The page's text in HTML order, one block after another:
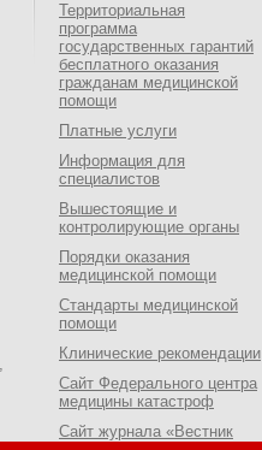
Территориальная
программа
государственных гарантий
бесплатного оказания
гражданам медицинской
помощи
Платные услуги
Информация для
специалистов
Вышестоящие и
контролирующие органы
Порядки оказания
медицинской помощи
Стандарты медицинской
помощи
Клинические рекомендации
Сайт Федерального центра
медицины катастроф
Сайт журнала «Вестник